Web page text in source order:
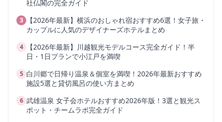
社仏閣の完全ガイド
3
【2026年最新】横浜のおしゃれ宿おすすめ6選！女子旅・
カップルに人気のデザイナーズホテルまとめ
4
【2026年最新】川越観光モデルコース完全ガイド！半
日・1日プランで小江戸を満喫
5 白川郷で日帰り温泉＆個室を満喫！2026年最新おすすめ
施設5選と貸切風呂の使い方まとめ
6 武雄温泉 女子会ホテルおすすめ2026年版！3選と観光ス
ポット・チームラボ完全ガイド